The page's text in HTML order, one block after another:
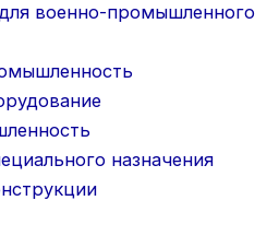
военно-промышленного
назначения